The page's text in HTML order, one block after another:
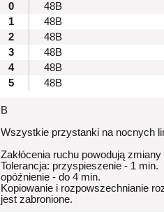
0
48B
1
48B
2
48B
3
48B
4
48B
5
48B
B
Wszystkie przystanki na nocnych
Zakłócenia ruchu powodują
Tolerancja: przyspieszenie - 1 min.
opóźnienie - do 4 min.
Kopiowanie i rozpowszechnianie
jest zabronione.